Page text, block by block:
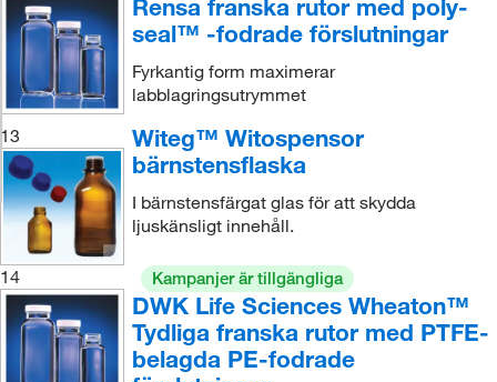
Rensa franska rutor med poly-
seal™ -fodrade förslutningar
Fyrkantig form maximerar
labblagringsutrymmet
13
Witeg™ Witospensor
bärnstensflaska
I bärnstensfärgat glas för att skydda
ljuskänsligt innehåll.
14 Kampanjer är tillgängliga
DWK Life Sciences Wheaton™
Tydliga franska rutor med PTFE-
belagda PE-fodrade